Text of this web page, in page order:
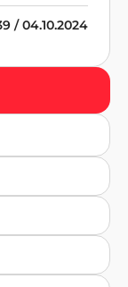
/ 04.10.2024